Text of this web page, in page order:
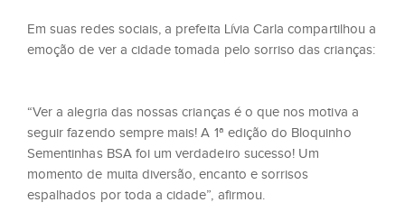
Em suas redes sociais, a prefeita Lívia Carla compartilhou a
emoção de ver a cidade tomada pelo sorriso das crianças:
“Ver a alegria das nossas crianças é o que nos motiva a
seguir fazendo sempre mais! A 1ª edição do Bloquinho
Sementinhas BSA foi um verdadeiro sucesso! Um
momento de muita diversão, encanto e sorrisos
espalhados por toda a cidade”, afirmou.